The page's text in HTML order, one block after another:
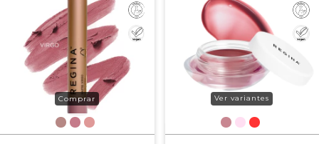
Ver variantes